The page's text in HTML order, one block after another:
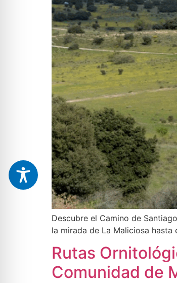
Descubre el Camino de
la mirada de La Maliciosa hasta
Rutas
Comunidad de